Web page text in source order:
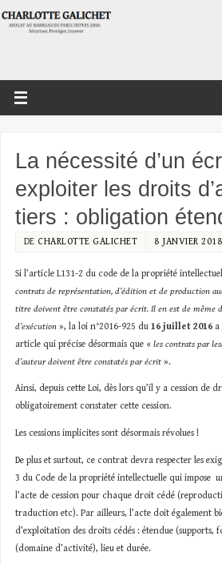
La nécessité d’un
exploiter les droits
tiers : obligation
DE CHARLOTTE GALICHET 8 JANVIER 2018
Si l’article L131-2 du code de la propriété
contrats de représentation, d’édition et de production
titre doivent être constatés par écrit. Il en est de même
d’exécution», la loi n°2016-925 du 16 juillet 2016a
article qui précise désormais que « les contrats par
d’auteur doivent être constatés par écrit».
Ainsi, depuis cette Loi, dès lors qu’il y a cession de
obligatoirement constater cette cession.
Les cessions implicites sont désormais révolues !
De plus et surtout, ce contrat devra respecter les
3 du Code de la propriété intellectuelle qui impose
l’acte de cession pour chaque droit cédé
traduction etc). Par ailleurs, l’acte doit également
d’exploitation des droits cédés : étendue (supports,
(domaine d’activité), lieu et durée.